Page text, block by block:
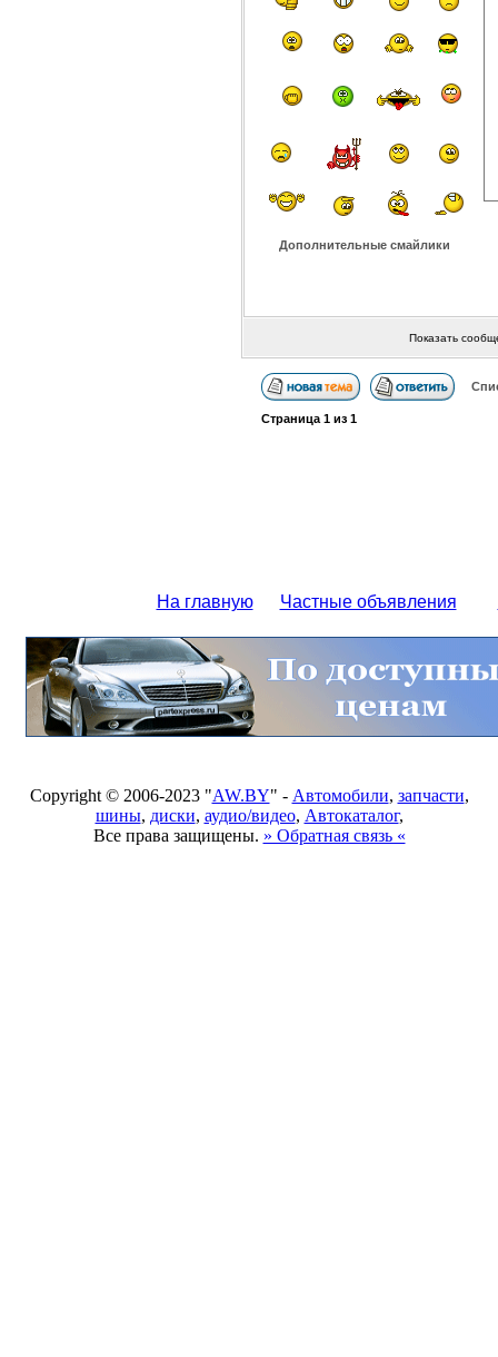
Дополнительные смайлики
Показать
Страница 1из 1
На главную Частные объявления
Copyright © 2006-2023 "AW.BY" - Автомобили, запчасти,
шины, диски, аудио/видео, Автокаталог,
Все права защищены. » Обратная связь «